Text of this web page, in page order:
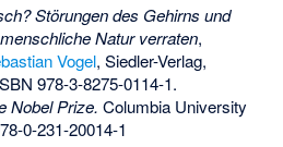
Störungen des Gehirns und
Natur verraten,
Vogel, Siedler-Verlag,
978-3-8275-0114-1.
Nobel Prize. Columbia University
0-231-20014-1